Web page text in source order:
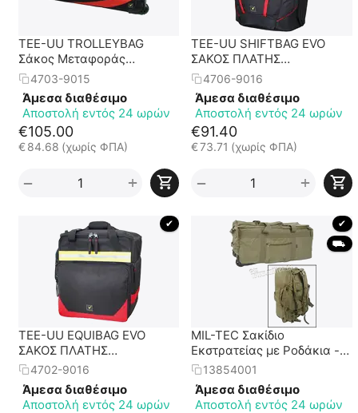
TEE-UU TROLLEYBAG
Σάκος Μεταφοράς
Εξοπλισμού με Ροδάκια
4703-9015
Άμεσα διαθέσιμο
Αποστολή εντός 24 ωρών
€105.00
€ 84.68 (χωρίς ΦΠΑ)
+
−
TEE-UU SHIFTBAG EVO
ΣΑΚΟΣ ΠΛΑΤΗΣ
ΜΕΤΑΦΟΡΑΣ ΕΞΟΠΛΙΣΜΟΥ
ΠΥΡΟΣΒΕΣΤΗ
4706-9016
Άμεσα διαθέσιμο
Αποστολή εντός 24 ωρών
€91.40
€73.71 (χωρίς ΦΠΑ)
+
−
✔
TEE-UU EQUIBAG EVO
ΣΑΚΟΣ ΠΛΑΤΗΣ
ΜΕΤΑΦΟΡΑΣ ΕΞΟΠΛΙΣΜΟΥ
4702-9016
Άμεσα διαθέσιμο
Αποστολή εντός 24 ωρών
✔
⛟
MIL-TEC Σακίδιο
Εκστρατείας με Ροδάκια -
Χακί13854001
Άμεσα διαθέσιμο
Αποστολή εντός 24 ωρών